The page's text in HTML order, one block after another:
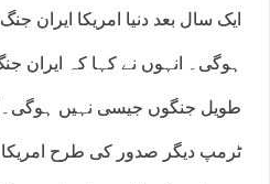
ایک سال بعد دنیا امریکا ایران
ہوگی۔ انہوں نے کہا کہ ایران
طویل جنگوں جیسی نہیں
ٹرمپ دیگر صدور کی طرح